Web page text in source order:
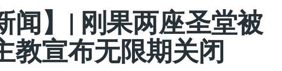
闻】| 刚果两座圣堂被
教宣布无限期关闭